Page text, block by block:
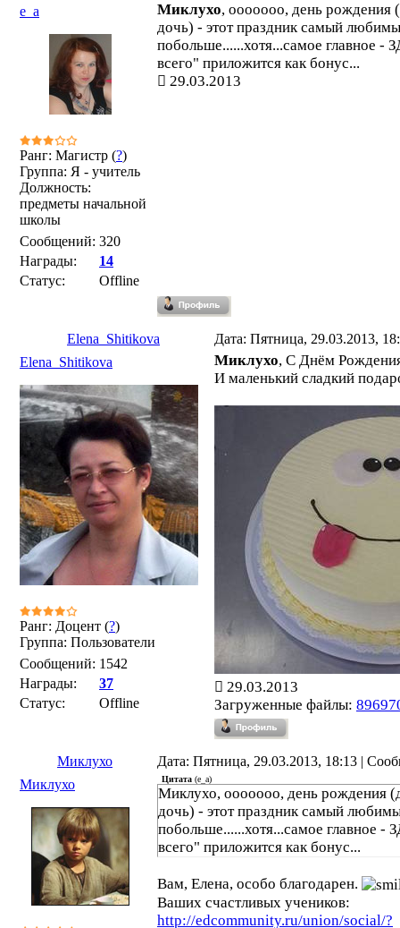
e_a
Ранг: Магистр (?)
Группа: Я - учитель
Должность:
предметы начальной
школы
Сообщений: 320
Награды:
14
Статус:
Offline
Миклухо, ооооооо, день рождения
дочь) - этот праздник самый
побольше......хотя...самое главное
всего" приложится как бонус...
29.03.2013
Elena_Shitikova
Дата: Пятница, 29.03.2013,
Elena_Shitikova
Ранг: Доцент (?)
Группа: Пользователи
Сообщений: 1542
Награды:
37
Статус:
Offline
Миклухо, С Днём
И маленький сладкий
29.03.2013
Загруженные файлы:
Миклухо
Дата: Пятница, 29.03.2013, 18:13 |
Миклухо
Цитата (e_a)
Миклухо, ооооооо, день рождения
дочь) - этот праздник самый
побольше......хотя...самое главное
всего" приложится как бонус...
Вам, Елена, особо благодарен.
Ваших счастливых учеников:
http://edcommunity.ru/union/social/?